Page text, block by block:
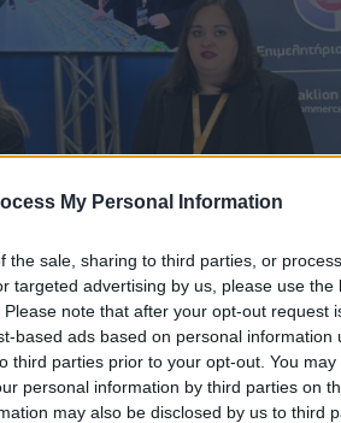
My Personal Information
the sale, sharing to third parties, or
targeted advertising by us, please use the
note that after your opt-out request
based ads based on personal information
third parties prior to your opt-out. You
personal information by third parties on
may also be disclosed by us to third